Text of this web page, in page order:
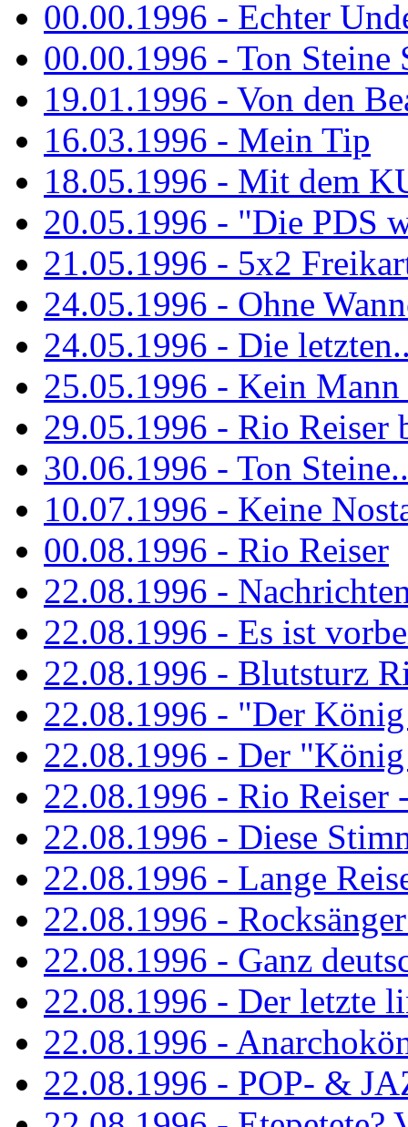
00.00.1996 - Echter
00.00.1996 - Ton Steine
19.01.1996 - Von den
16.03.1996 - Mein Tip
18.05.1996 - Mit dem
20.05.1996 - "Die PDS
21.05.1996 - 5x2
24.05.1996 - Ohne
24.05.1996 - Die
25.05.1996 - Kein
29.05.1996 - Rio Reiser
30.06.1996 - Ton
10.07.1996 - Keine
00.08.1996 - Rio Reiser
22.08.1996 -
22.08.1996 - Es ist
22.08.1996 - Blutsturz
22.08.1996 - "Der
22.08.1996 - Der
22.08.1996 - Rio Reiser
22.08.1996 - Diese
22.08.1996 - Lange
22.08.1996 -
22.08.1996 - Ganz
22.08.1996 - Der letzte
22.08.1996 -
22.08.1996 - POP- &